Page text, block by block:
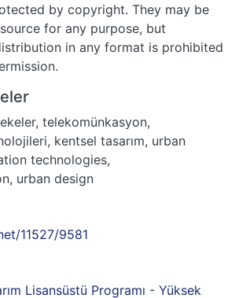
by copyright. They may be
for any purpose, but
in any format is prohibited
, telekomünkasyon,
, kentsel tasarım, urban
technologies,
, urban design
11527/9581
Lisansüstü Programı - Yüksek